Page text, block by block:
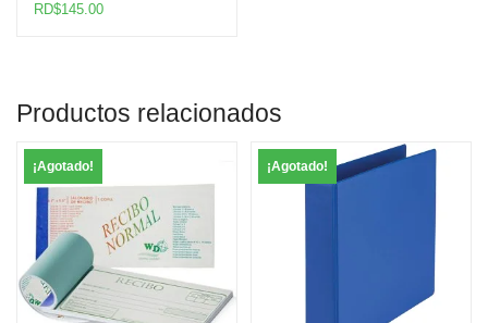
RD$145.00
Productos relacionados
¡Agotado! ¡Agotado!